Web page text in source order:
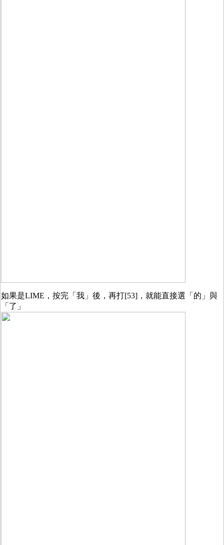
如果是LIME，按完「我」後，再打[53]，就能直接選「的」與
「了」